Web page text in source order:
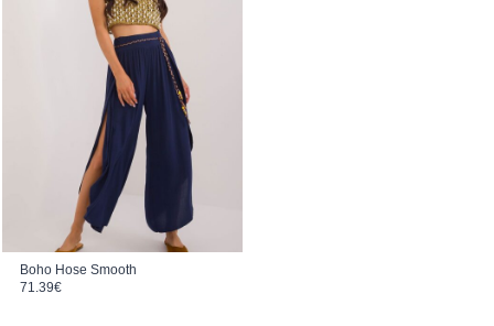
Boho Hose Smooth
71.39€